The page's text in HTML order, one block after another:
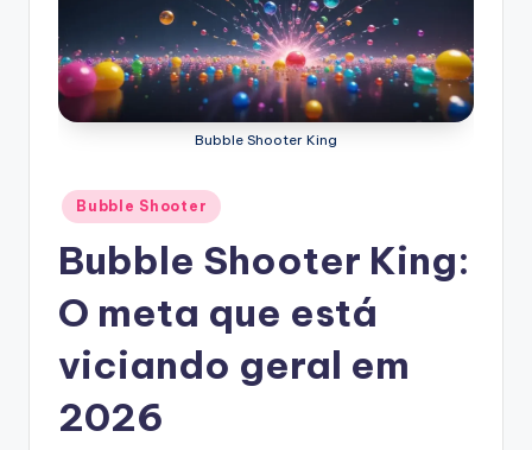
Bubble Shooter King
Posted
in
Bubble Shooter
Bubble Shooter King:
O meta que está
viciando geral em
2026